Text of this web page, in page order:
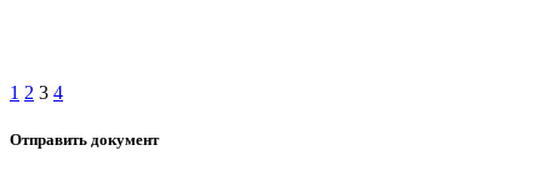
1 2 3 4
Отправить документ